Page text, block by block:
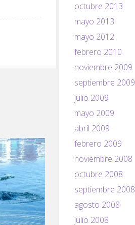
octubre 2013
mayo 2013
mayo 2012
febrero 2010
noviembre 2009
septiembre 2009
julio 2009
mayo 2009
abril 2009
febrero 2009
noviembre 2008
octubre 2008
septiembre 2008
agosto 2008
julio 2008